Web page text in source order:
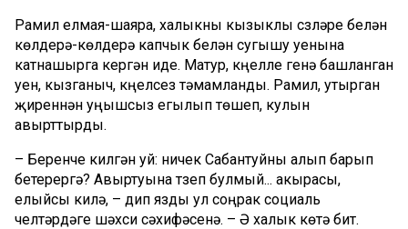
Рамил елмая-шаяра, халыкны кызыклы сүзләре белән
көлдерә-көлдерә капчык белән сугышу уенына
катнашырга кергән иде. Матур, күңелле генә башланган
уен, кызганыч, күңелсез тәмамланды. Рамил, утырган
җиреннән уңышсыз егылып төшеп, кулын
авырттырды.
– Беренче килгән уй: ничек Сабантуйны алып барып
бетерергә? Авыртуына түзеп булмый... акырасы,
елыйсы килә, – дип язды ул соңрак социаль
челтәрдәге шәхси сәхифәсенә. – Ә халык көтә бит.